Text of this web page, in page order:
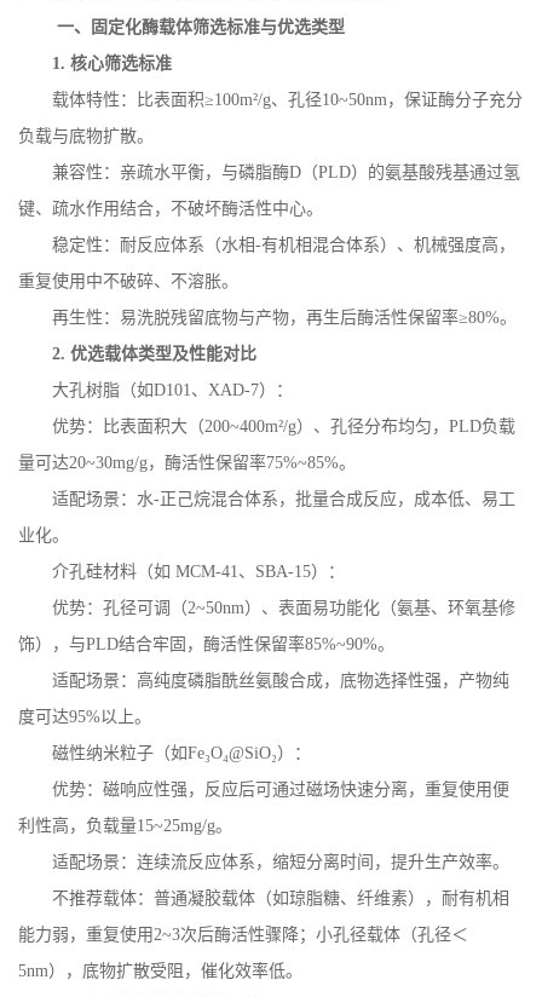
一、固定化酶载体筛选标准与优选类型
1.核心筛选标准
载体特性：比表面积≥100m²/g、孔径10~50nm，保证酶分子充分
负载与底物扩散。
兼容性：亲疏水平衡，与磷脂酶D （PLD）的氨基酸残基通过氢
键、疏水作用结合，不破坏酶活性中心。
稳定性：耐反应体系（水相-有机相混合体系）、机械强度高，
重复使用中不破碎、不溶胀。
再生性：易洗脱残留底物与产物，再生后酶活性保留率≥80%。
2.优选载体类型及性能对比
大孔树脂（如D101、 XAD-7）：
优势：比表面积大（200~400m²/g）、孔径分布均匀， PLD负载
量可达20~30mg/g，酶活性保留率75%~85%。
适配场景：水-正己烷混合体系，批量合成反应，成本低、易工
业化。
介孔硅材料（如 MCM-41、 SBA-15）：
优势：孔径可调（2~50nm）、表面易功能化（氨基、环氧基修
饰），与PLD结合牢固，酶活性保留率85%~90%。
适配场景：高纯度磷脂酰丝氨酸合成，底物选择性强，产物纯
度可达95%以上。
磁性纳米粒子（如Fe₃O₄@SiO₂）：
优势：磁响应性强，反应后可通过磁场快速分离，重复使用便
利性高，负载量15~25mg/g。
适配场景：连续流反应体系，缩短分离时间，提升生产效率。
不推荐载体：普通凝胶载体（如琼脂糖、纤维素），耐有机相
能力弱，重复使用2~3次后酶活性骤降；小孔径载体（孔径＜
5nm），底物扩散受阻，催化效率低。